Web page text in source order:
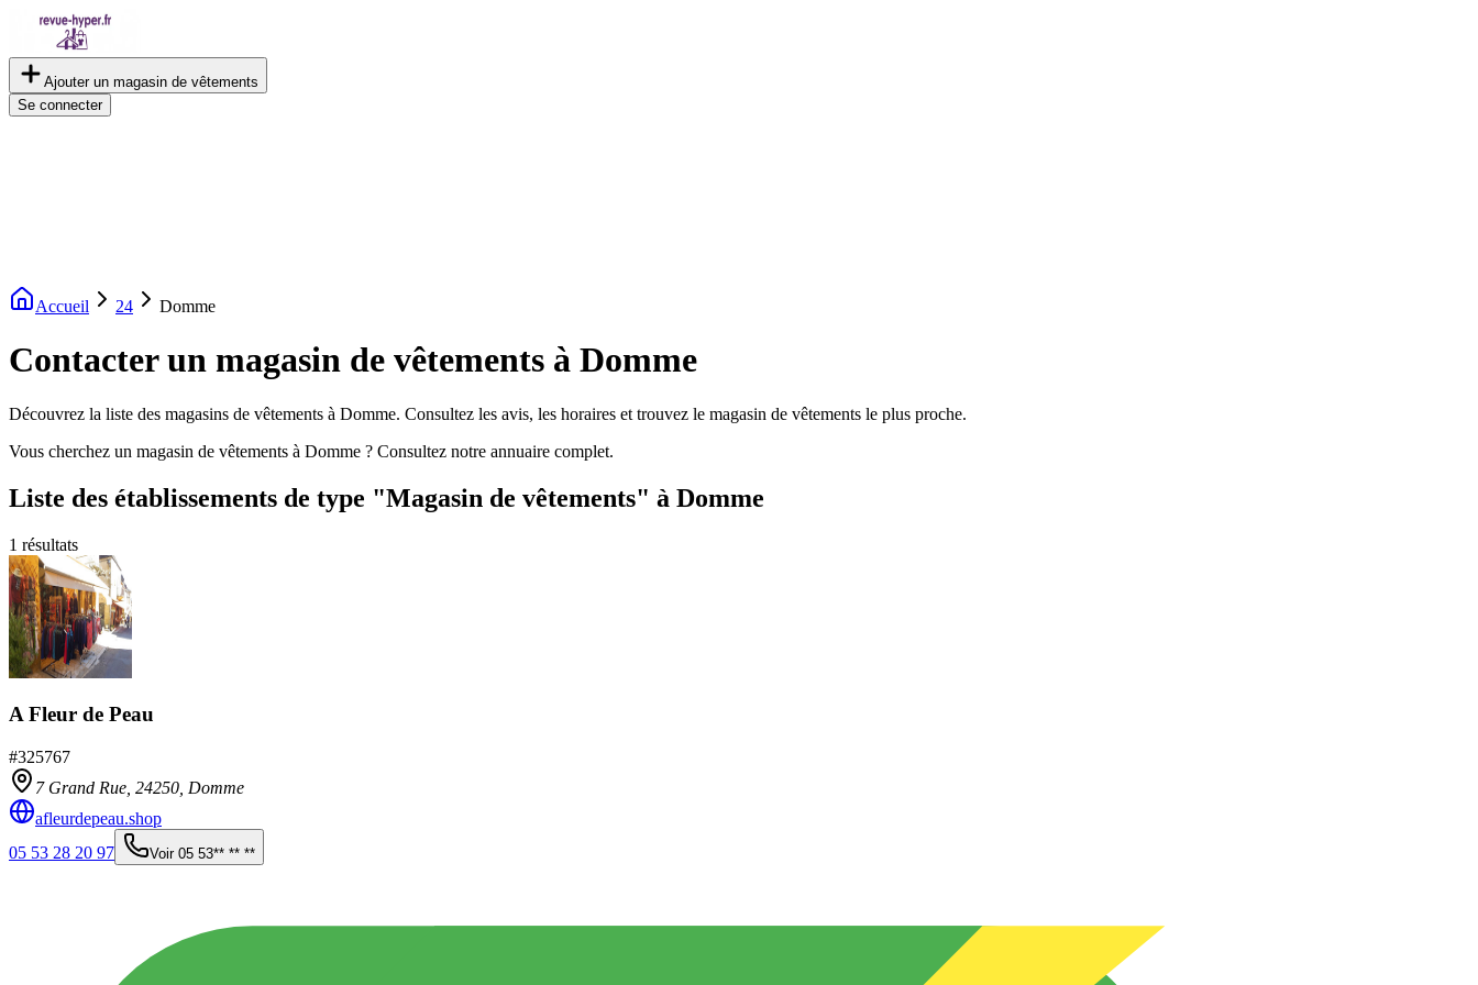
Ajouter un magasin de vêtements
Se connecter
Accueil 24 Domme
Contacter un magasin de vêtements à Domme
Découvrez la liste des magasins de vêtements à Domme. Consultez les avis, les horaires et trouvez le magasin de vêtements le plus proche.
Vous cherchez un magasin de vêtements à Domme ? Consultez notre annuaire complet.
Liste des établissements de type "Magasin de vêtements" à Domme
1 résultats
A Fleur de Peau
#325767
7 Grand Rue, 24250 Domme
afleurdepeau.shop
05 53 28 20 97
Voir 05 53** ** **